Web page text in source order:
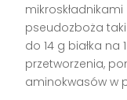
pseudozboża
do 14 g białka
przetworzenia,
aminokwasów w